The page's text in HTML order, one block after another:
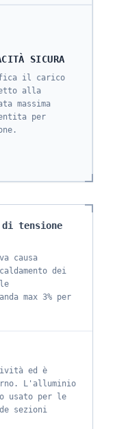
SICURA
il carico
alla
massima
per
di tensione
causa
dei
max 3% per
ed è
L'alluminio
usato per le
sezioni